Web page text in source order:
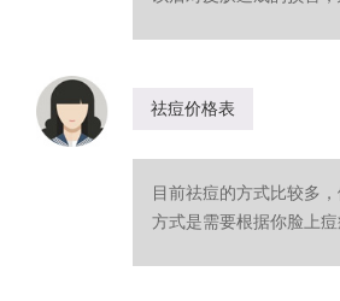
祛痘价格表
目前祛痘的方式比较多
方式是需要根据你脸上